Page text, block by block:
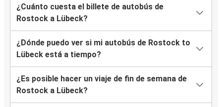
¿Cuánto cuesta el billete de autobús de
Rostock a Lübeck?
¿Dónde puedo ver si mi autobús de Rostock to
Lübeck está a tiempo?
¿Es posible hacer un viaje de fin de semana de
Rostock a Lübeck?